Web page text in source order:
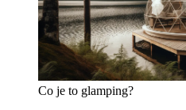
Co je to glamping?